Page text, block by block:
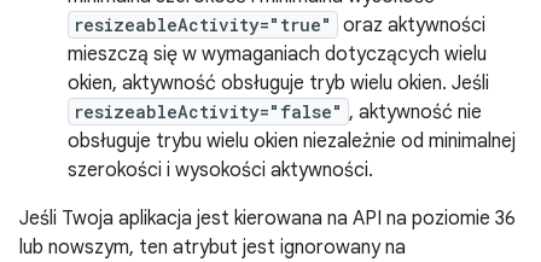
resizeableActivity="true"
oraz aktywności
mieszczą się w wymaganiach dotyczących wielu
okien, aktywność obsługuje tryb wielu okien. Jeśli
resizeableActivity="false" , aktywność nie
obsługuje trybu wielu okien niezależnie od minimalnej
szerokości i wysokości aktywności.
Jeśli Twoja aplikacja jest kierowana na API na poziomie 36
lub nowszym, ten atrybut jest ignorowany na